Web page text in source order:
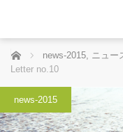
ホーム news-2015, ニュー
Letter no.10
news-2015